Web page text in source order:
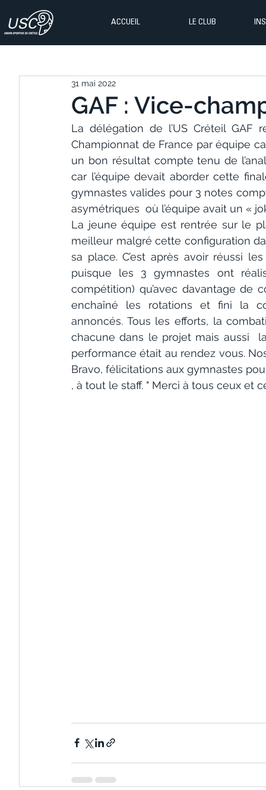
ACCUEIL LE CLUB
GAF : Vice-
31 mai 2022
La délégation de l’US Créteil
Championnat de France par équipe
un bon résultat compte tenu de
car l’équipe devait aborder cette
gymnastes valides pour 3 notes
asymétriques  où l’équipe avait un «
La jeune équipe est rentrée sur le
meilleur malgré cette configuration
sa place. C’est après avoir réussi
puisque les 3 gymnastes ont
compétition) qu’avec davantage de
enchaîné les rotations et fini la
annoncés. Tous les efforts, la
chacune dans le projet mais aussi
performance était au rendez vous.
Bravo, félicitations aux gymnastes
, à tout le staff. " Merci à tous ceux et